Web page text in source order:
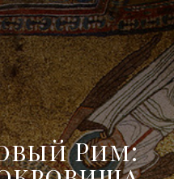
Рим: